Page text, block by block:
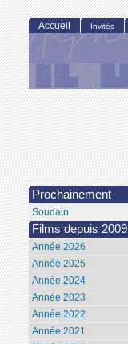
Accueil Invités
Prochainement
Soudain
Films depuis 2009
Année 2026
Année 2025
Année 2024
Année 2023
Année 2022
Année 2021